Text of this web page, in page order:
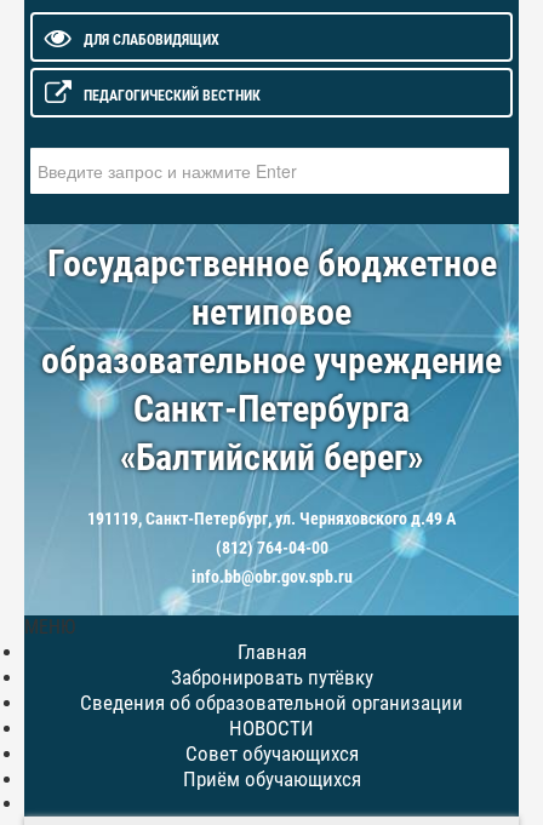
ДЛЯ СЛАБОВИДЯЩИХ
ПЕДАГОГИЧЕСКИЙ ВЕСТНИК
Государственное бюджетное
нетиповое
образовательное учреждение
Санкт-Петербурга
«Балтийский берег»
191119, Санкт-Петербург, ул. Черняховского д.49 А
(812) 764-04-00
info.bb@obr.gov.spb.ru
МЕНЮ
Главная
Забронировать путёвку
Сведения об образовательной организации
НОВОСТИ
Совет обучающихся
Приём обучающихся